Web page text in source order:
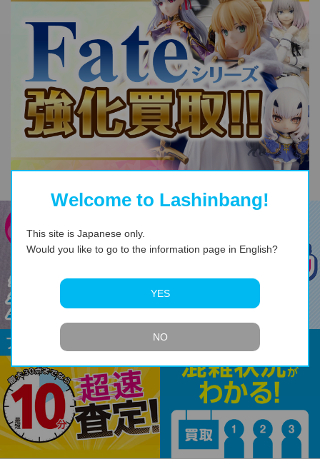
Welcome to Lashinbang!
This site is Japanese only.
Would you like to go to the information page in English?
YES
NO